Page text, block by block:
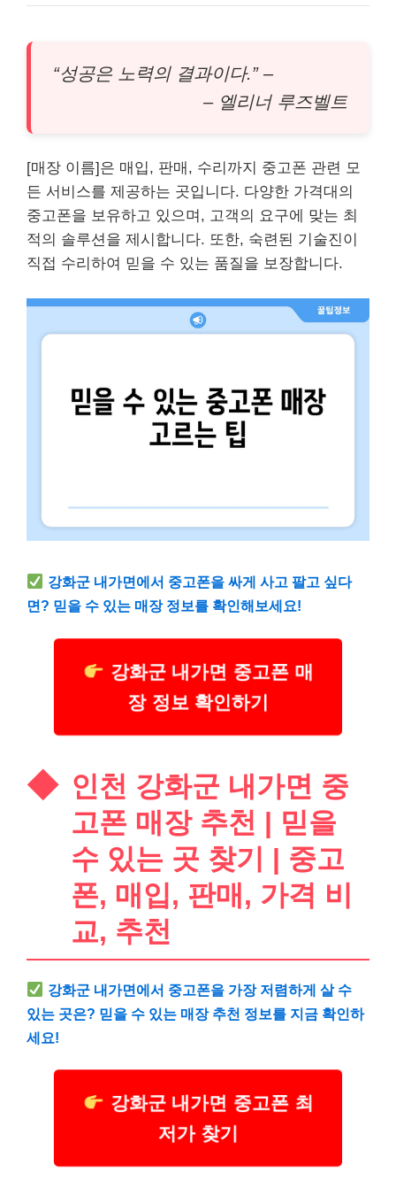
“성공은 노력의 결과이다.” –
– 엘리너 루즈벨트
[매장 이름]은 매입, 판매, 수리까지 중고폰 관련 모
든 서비스를 제공하는 곳입니다. 다양한 가격대의
중고폰을 보유하고 있으며, 고객의 요구에 맞는 최
적의 솔루션을 제시합니다. 또한, 숙련된 기술진이
직접 수리하여 믿을 수 있는 품질을 보장합니다.
강화군 내가면에서 중고폰을 싸게 사고 팔고 싶다
면? 믿을 수 있는 매장 정보를 확인해보세요!
강화군 내가면 중고폰 매
장 정보 확인하기
인천 강화군 내가면 중
고폰 매장 추천 | 믿을
수 있는 곳 찾기 | 중고
폰, 매입, 판매, 가격 비
교, 추천
강화군 내가면에서 중고폰을 가장 저렴하게 살 수
있는 곳은? 믿을 수 있는 매장 추천 정보를 지금 확인하
세요!
강화군 내가면 중고폰 최
저가 찾기